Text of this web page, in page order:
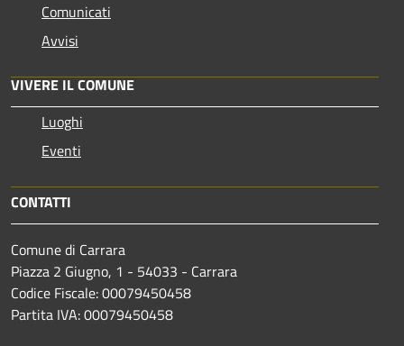
Comunicati
Avvisi
VIVERE IL COMUNE
Luoghi
Eventi
CONTATTI
Comune di Carrara
Piazza 2 Giugno, 1 - 54033 - Carrara
Codice Fiscale: 00079450458
Partita IVA: 00079450458